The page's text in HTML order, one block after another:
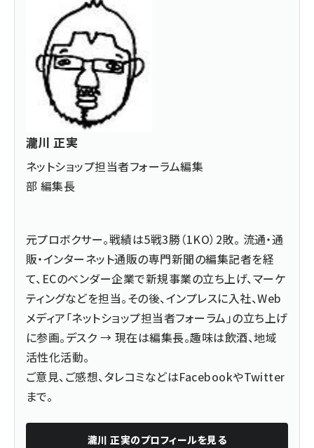
瀧川 正実
ネットショップ担当者フォーラム編集
部 編集長
元プロボクサー。戦績は5戦3勝（1KO）2敗。 流通・通
販・インターネット通販の専門新聞の編集記者を経
て、ECのベンダー企業で新規事業の立ち上げ、マーケ
ティングなどを担当。その後、インプレスに入社、Web
メディア「ネットショップ担当者フォーラム」の立ち上げ
に参画。デスク → 現在は編集長。趣味は飲酒、地域
活性化活動。
ご意見、ご感想、タレコミなどはFacebookやTwitter
まで。
瀧川 正実のプロフィールを見る